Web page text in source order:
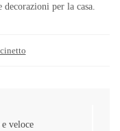
decorazioni per la casa.
veloce